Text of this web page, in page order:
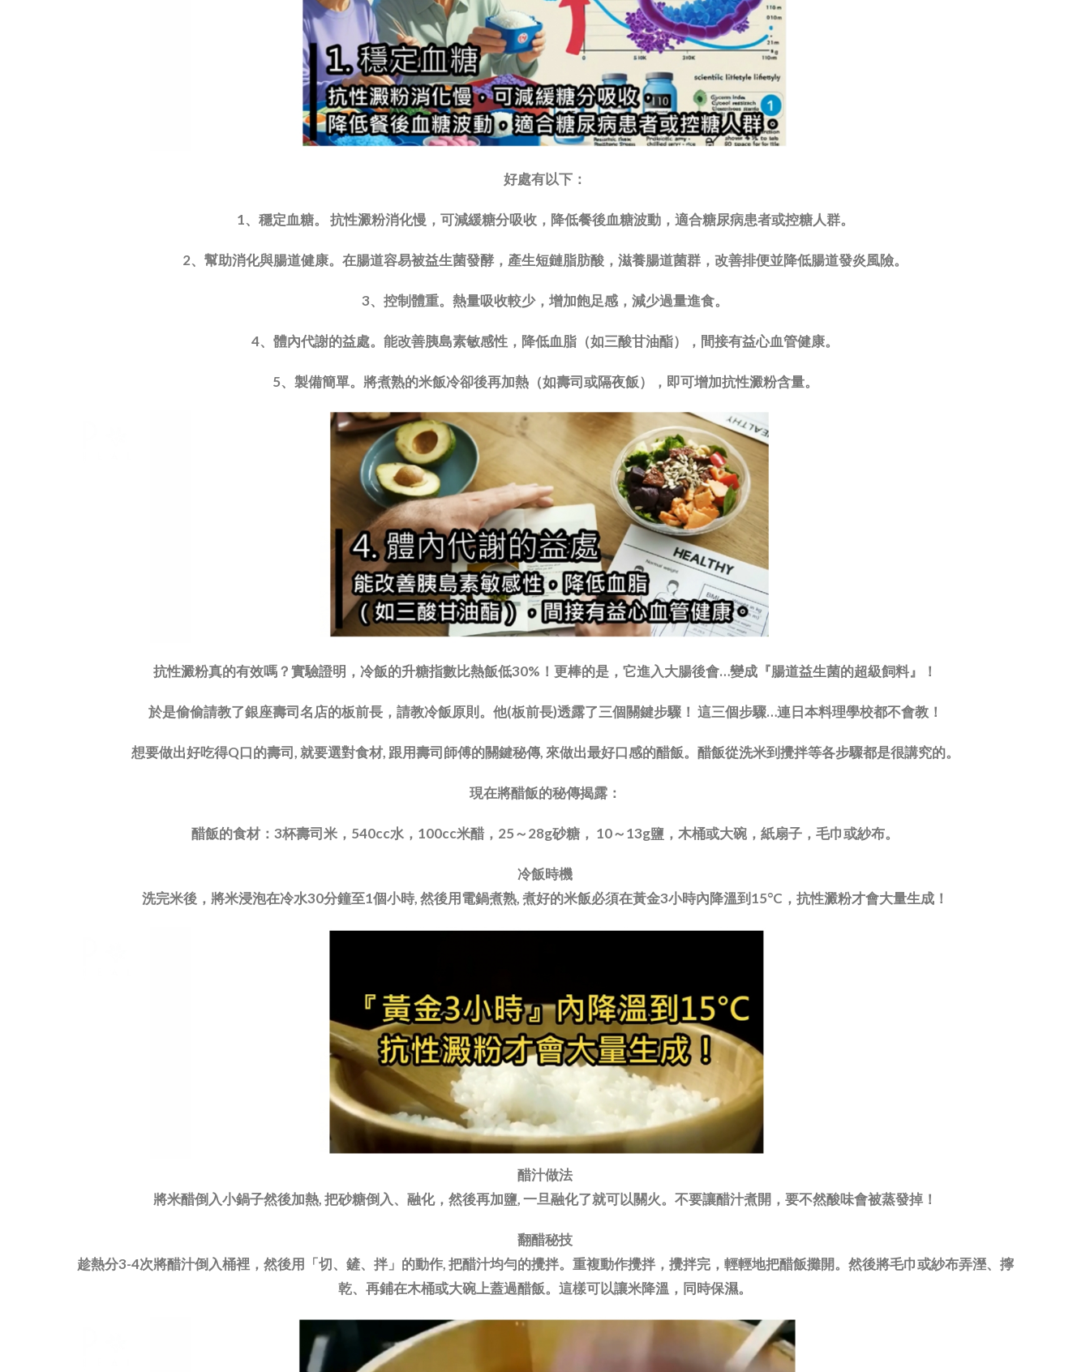
好處有以下：
1、穩定血糖。 抗性澱粉消化慢，可減緩糖分吸收，降低餐後血糖波動，適合糖尿病患者或控糖人群。
2、幫助消化與腸道健康。在腸道容易被益生菌發酵，產生短鏈脂肪酸，滋養腸道菌群，改善排便並降低腸道發炎風險。
3、控制體重。熱量吸收較少，增加飽足感，減少過量進食。
4、體內代謝的益處。能改善胰島素敏感性，降低血脂（如三酸甘油酯），間接有益心血管健康。
5、製備簡單。將煮熟的米飯冷卻後再加熱（如壽司或隔夜飯），即可增加抗性澱粉含量。
抗性澱粉真的有效嗎？實驗證明，冷飯的升糖指數比熱飯低30%！更棒的是，它進入大腸後會…變成『腸道益生菌的超級飼料』！
於是偷偷請教了銀座壽司名店的板前長，請教冷飯原則。他(板前長)透露了三個關鍵步驟！ 這三個步驟…連日本料理學校都不會教！
想要做出好吃得Q口的壽司, 就要選對食材, 跟用壽司師傅的關鍵秘傳, 來做出最好口感的醋飯。醋飯從洗米到攪拌等各步驟都是很講究的。
現在將醋飯的秘傳揭露：
醋飯的食材：3杯壽司米，540cc水，100cc米醋，25～28g砂糖， 10～13g鹽，木桶或大碗，紙扇子，毛巾或紗布。
冷飯時機
洗完米後，將米浸泡在冷水30分鐘至1個小時, 然後用電鍋煮熟, 煮好的米飯必須在黃金3小時內降溫到15°C，抗性澱粉才會大量生成！
醋汁做法
將米醋倒入小鍋子然後加熱, 把砂糖倒入、融化，然後再加鹽, 一旦融化了就可以關火。不要讓醋汁煮開，要不然酸味會被蒸發掉！
翻醋秘技
趁熱分3-4次將醋汁倒入桶裡，然後用「切、鏟、拌」的動作, 把醋汁均勻的攪拌。重複動作攪拌，攪拌完，輕輕地把醋飯攤開。然後將毛巾或紗布弄溼、擰
乾、再鋪在木桶或大碗上蓋過醋飯。這樣可以讓米降溫，同時保濕。